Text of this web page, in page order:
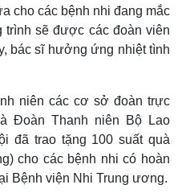
Multimedia
Video
Ảnh
E-Magazine
Infographic
cho các bệnh nhi đang mắc
trình sẽ được các đoàn viên
bác sĩ hưởng ứng nhiệt tình
niên các cơ sở đoàn trực
Đoàn Thanh niên Bộ Lao
đã trao tặng 100 suất quà
cho các bệnh nhi có hoàn
Bệnh viện Nhi Trung ương.